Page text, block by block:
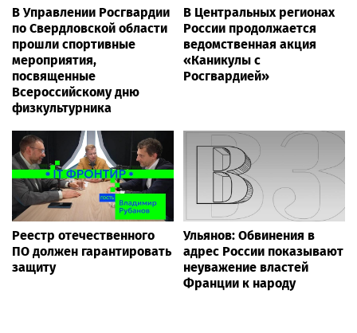
В Управлении Росгвардии
по Свердловской области
прошли спортивные
мероприятия,
посвященные
Всероссийскому дню
физкультурника
В Центральных регионах
России продолжается
ведомственная акция
«Каникулы с
Росгвардией»
Реестр отечественного
ПО должен гарантировать
защиту
Ульянов: Обвинения в
адрес России показывают
неуважение властей
Франции к народу